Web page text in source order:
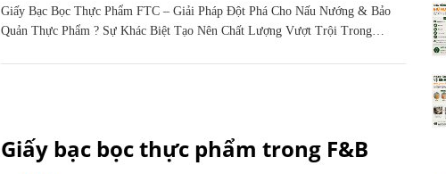
Giấy Bạc Bọc Thực Phẩm FTC – Giải Pháp Đột Phá Cho Nấu Nướng & Bảo
Quản Thực Phẩm ? Sự Khác Biệt Tạo Nên Chất Lượng Vượt Trội Trong…
Giấy bạc bọc thực phẩm trong F&B